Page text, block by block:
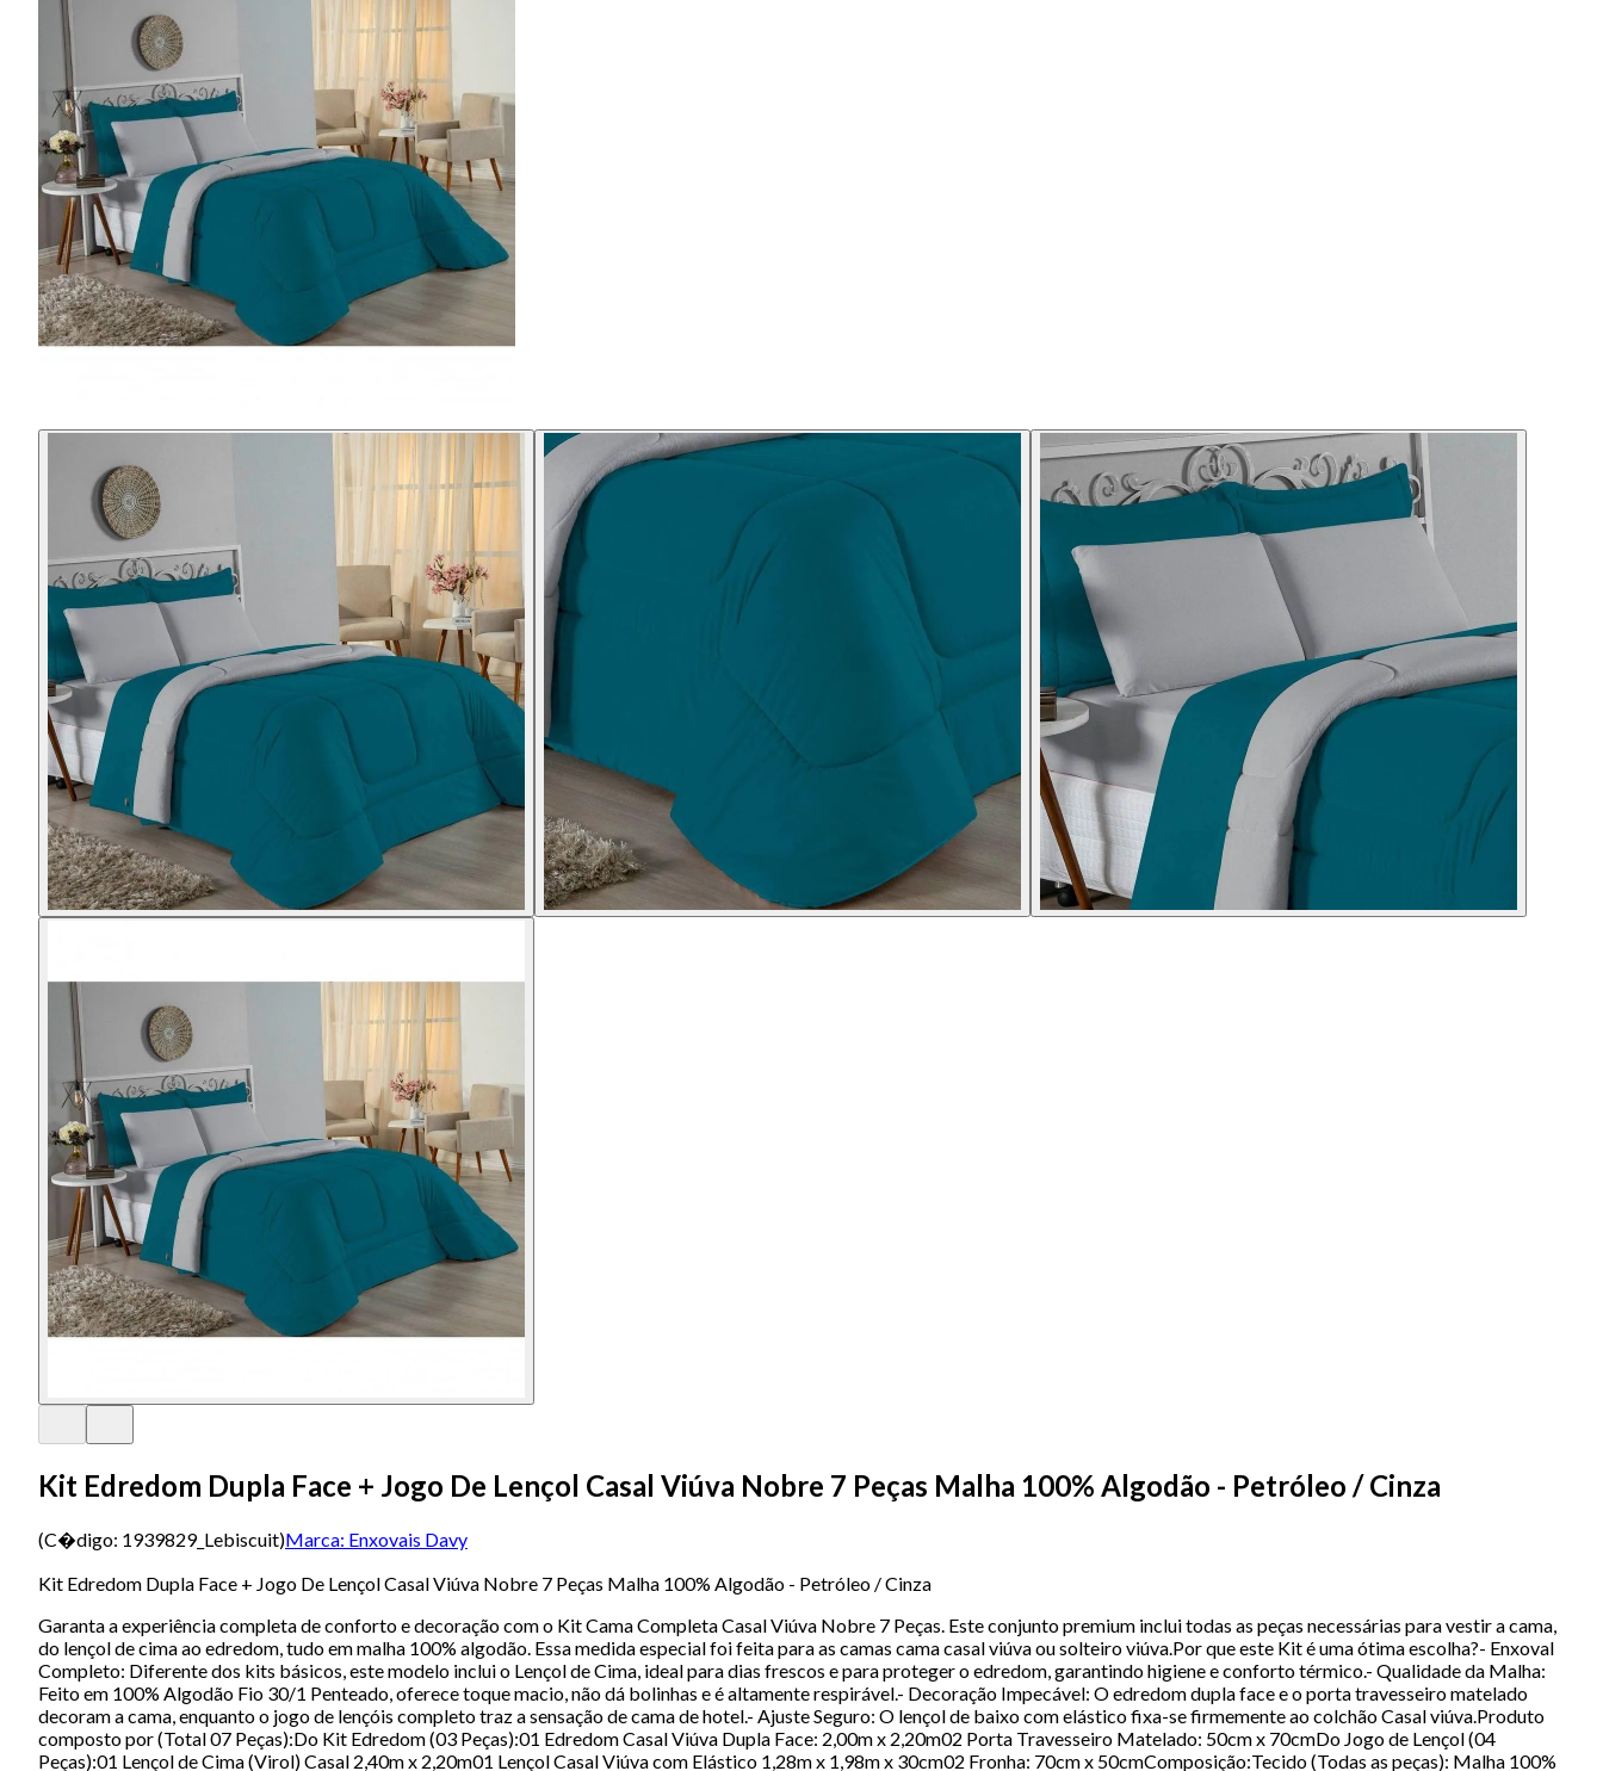
Kit Edredom Dupla Face + Jogo De Lençol Casal Viúva Nobre 7 Peças Malha 100% Algodão - Petróleo / Cinza
(C�digo: 1939829_Lebiscuit)Marca: Enxovais Davy
Kit Edredom Dupla Face + Jogo De Lençol Casal Viúva Nobre 7 Peças Malha 100% Algodão - Petróleo / Cinza
Garanta a experiência completa de conforto e decoração com o Kit Cama Completa Casal Viúva Nobre 7 Peças. Este conjunto premium inclui todas as peças necessárias para vestir a cama,
do lençol de cima ao edredom, tudo em malha 100% algodão. Essa medida especial foi feita para as camas cama casal viúva ou solteiro viúva.Por que este Kit é uma ótima escolha?- Enxoval
Completo: Diferente dos kits básicos, este modelo inclui o Lençol de Cima, ideal para dias frescos e para proteger o edredom, garantindo higiene e conforto térmico.- Qualidade da Malha:
Feito em 100% Algodão Fio 30/1 Penteado, oferece toque macio, não dá bolinhas e é altamente respirável.- Decoração Impecável: O edredom dupla face e o porta travesseiro matelado
decoram a cama, enquanto o jogo de lençóis completo traz a sensação de cama de hotel.- Ajuste Seguro: O lençol de baixo com elástico fixa-se firmemente ao colchão Casal viúva.Produto
composto por (Total 07 Peças):Do Kit Edredom (03 Peças):01 Edredom Casal Viúva Dupla Face: 2,00m x 2,20m02 Porta Travesseiro Matelado: 50cm x 70cmDo Jogo de Lençol (04
Peças):01 Lençol de Cima (Virol) Casal 2,40m x 2,20m01 Lençol Casal Viúva com Elástico 1,28m x 1,98m x 30cm02 Fronha: 70cm x 50cmComposição:Tecido (Todas as peças): Malha 100%